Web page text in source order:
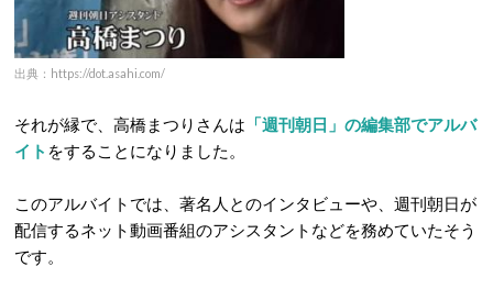
出典：https://dot.asahi.com/
それが縁で、高橋まつりさんは 「週刊朝日」の編集部でアルバ
イト をすることになりました。
このアルバイトでは、著名人とのインタビューや、週刊朝日が
配信するネット動画番組のアシスタントなどを務めていたそう
です。